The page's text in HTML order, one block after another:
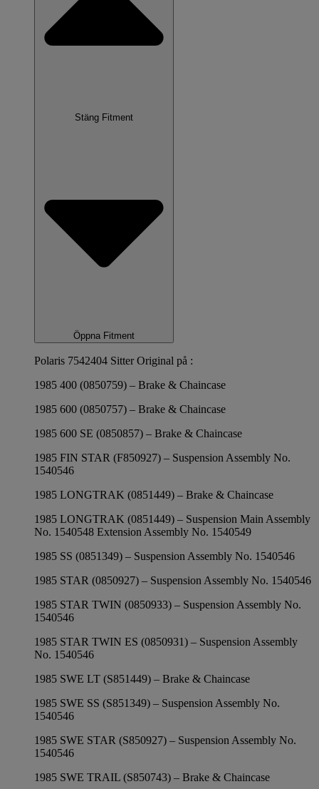
Stäng Fitment
Öppna Fitment
Polaris 7542404 Sitter Original på :
1985 400 (0850759) – Brake & Chaincase
1985 600 (0850757) – Brake & Chaincase
1985 600 SE (0850857) – Brake & Chaincase
1985 FIN STAR (F850927) – Suspension Assembly No.
1540546
1985 LONGTRAK (0851449) – Brake & Chaincase
1985 LONGTRAK (0851449) – Suspension Main Assembly
No. 1540548 Extension Assembly No. 1540549
1985 SS (0851349) – Suspension Assembly No. 1540546
1985 STAR (0850927) – Suspension Assembly No. 1540546
1985 STAR TWIN (0850933) – Suspension Assembly No.
1540546
1985 STAR TWIN ES (0850931) – Suspension Assembly
No. 1540546
1985 SWE LT (S851449) – Brake & Chaincase
1985 SWE SS (S851349) – Suspension Assembly No.
1540546
1985 SWE STAR (S850927) – Suspension Assembly No.
1540546
1985 SWE TRAIL (S850743) – Brake & Chaincase